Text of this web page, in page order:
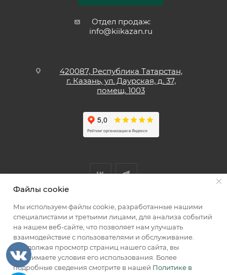
Отдел продаж:
info@kiikazan.ru
420087, Республика Татарстан,
г. Казань, ул. Даурская, д. 37,
помещ. 1003
Мы принимаем к оплате
2026 © КИИК МАРКЕТ
Файлы cookie
Мы используем файлы cookie, разработанные нашими
специалистами и третьими лицами, для анализа событий
на нашем веб-сайте, что позволяет нам улучшать
взаимодействие с пользователями и обслуживание.
Продолжая просмотр страниц нашего сайта, вы
принимаете условия его использования. Более
подробные сведения смотрите в нашей Политике в